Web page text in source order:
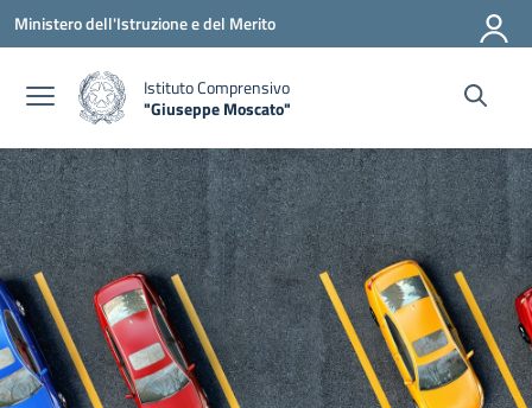
Vai ai contenuti
Vai al menu di navigazione
Vai al footer
Ministero dell'Istruzione e del Merito
Istituto Comprensivo
"Giuseppe Moscato"